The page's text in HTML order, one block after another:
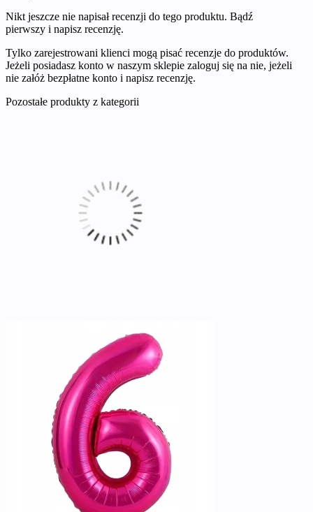
Nikt jeszcze nie napisał recenzji do tego produktu. Bądź
pierwszy i napisz recenzję.
Tylko zarejestrowani klienci mogą pisać recenzje do produktów.
Jeżeli posiadasz konto w naszym sklepie zaloguj się na nie, jeżeli
nie załóż bezpłatne konto i napisz recenzję.
Pozostałe produkty z kategorii